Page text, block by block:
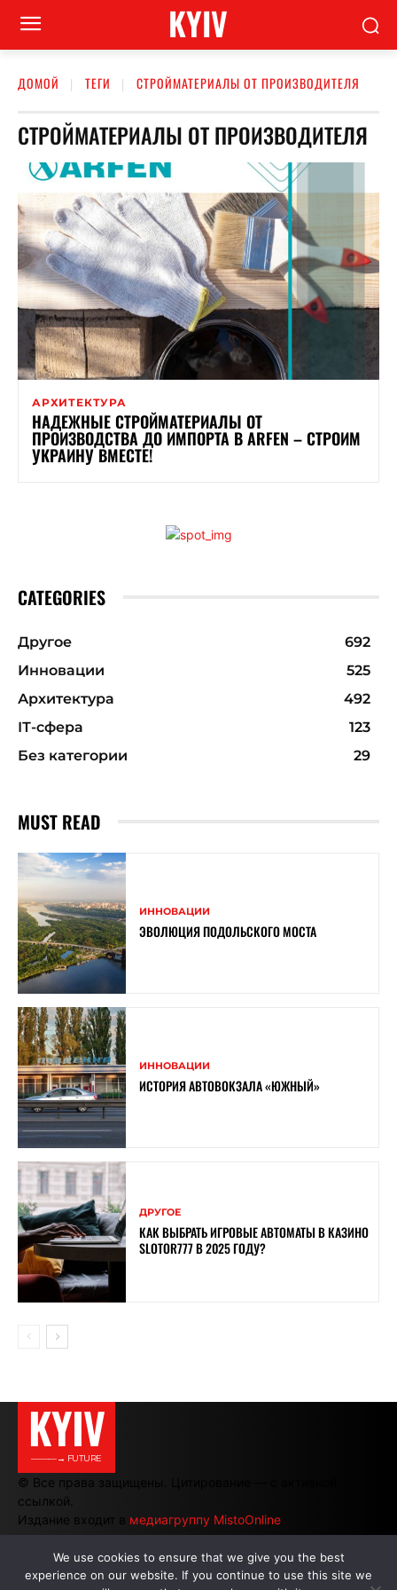
KYIV
ДОМОЙ ТЕГИ СТРОЙМАТЕРИАЛЫ ОТ ПРОИЗВОДИТЕЛЯ
СТРОЙМАТЕРИАЛЫ ОТ ПРОИЗВОДИТЕЛЯ
АРХИТЕКТУРА
НАДЕЖНЫЕ СТРОЙМАТЕРИАЛЫ ОТ
ПРОИЗВОДСТВА ДО ИМПОРТА В ARFEN – СТРОИМ
УКРАИНУ ВМЕСТЕ!
CATEGORIES
Другое
692
Инновации
525
Архитектура
492
ІТ-сфера
123
Без категории
29
MUST READ
ИННОВАЦИИ
ЭВОЛЮЦИЯ ПОДОЛЬСКОГО МОСТА
ИННОВАЦИИ
ИСТОРИЯ АВТОВОКЗАЛА «ЮЖНЫЙ»
ДРУГОЕ
КАК ВЫБРАТЬ ИГРОВЫЕ АВТОМАТЫ В КАЗИНО
SLOTOR777 В 2025 ГОДУ?
KYIV
———→ FUTURE
© Все права защищены. Цитирование — с активной
ссылкой.
Издание входит в медиагруппу MistoOnline
АВТОРЫ | РЕКЛАМА НА САЙТЕ
We use cookies to ensure that we give you the best
experience on our website. If you continue to use this site we